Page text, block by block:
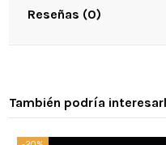
Reseñas (0)
También podría